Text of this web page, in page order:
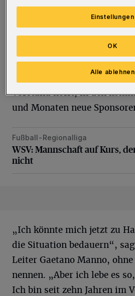
1,9 Millionen Euro für die
weniger sein. Doch um wie
reduziert werden? Um 25,
Prozent? Das steht nicht
Vorstand hofft, in den
und Monaten neue
WSV: Mannschaft auf Kurs, der
Fußball-Regionalliga
WSV: Mannschaft auf Kurs,
nicht
„Ich könnte mich jetzt zu
die Situation bedauern“,
Leiter Gaetano Manno,
nennen. „Aber ich lebe es
Ich bin seit zehn Jahren im
Einstellungen
Alle ablehnen
OK